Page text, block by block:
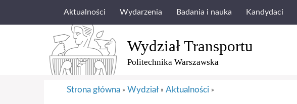
Aktualności Wydarzenia Badania i nauka Kandydaci
Wydział Transportu
Politechnika Warszawska
Strona główna » Wydział » Aktualności »